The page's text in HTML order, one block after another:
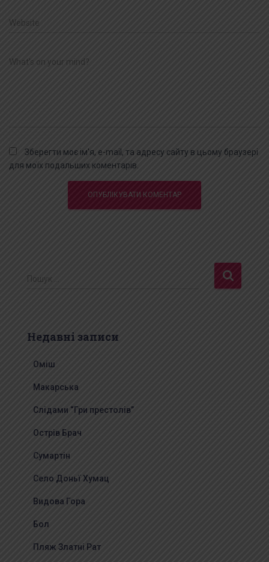
Website
What's on your mind?
Зберегти моє ім'я, e-mail, та адресу сайту в цьому браузері
для моїх подальших коментарів.
П
:
Пошук …
Недавні записи
Оміш
Макарська
Слідами “Гри престолів”
Острів Брач
Сумартін
Село Доньї Хумац
Видова Гора
Бол
Пляж Златні Рат